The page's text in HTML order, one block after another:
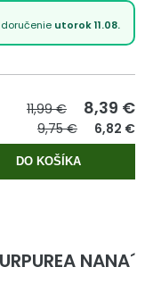
utorok 11.08.
11,99 € 8,39 €
9,75 € 6,82 €
DO KOŠÍKA
NANA´